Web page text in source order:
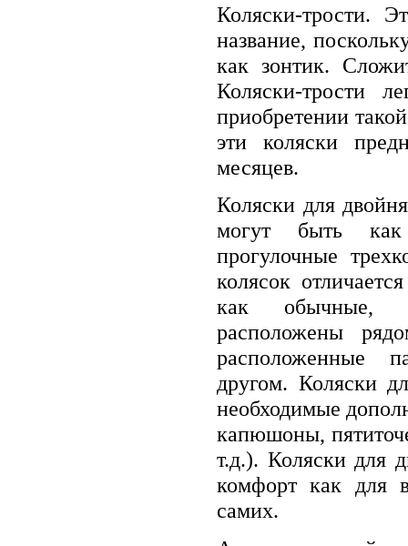
Коляски-трости.
название,
как зонтик.
Коляски-трости
приобретении
эти коляски
месяцев.
Коляски для
могут быть
прогулочные
колясок
как обычные,
расположены
расположенные
другом. Коляски
необходимые
капюшоны,
т.д.). Коляски для
комфорт как для
самих.